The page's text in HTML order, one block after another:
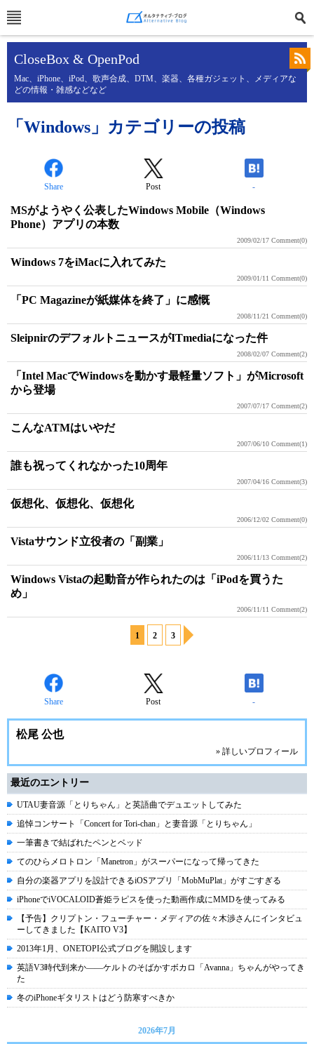
CloseBox & OpenPod
Mac、iPhone、iPod、歌声合成、DTM、楽器、各種ガジェット、メディアな
どの情報・雑感などなど
「Windows」カテゴリーの投稿
Share Post -
MSがようやく公表したWindows Mobile（Windows
Phone）アプリの本数
2009/02/17 Comment(0)
Windows 7をiMacに入れてみた
2009/01/11 Comment(0)
「PC Magazineが紙媒体を終了」に感慨
2008/11/21 Comment(0)
SleipnirのデフォルトニュースがITmediaになった件
2008/02/07 Comment(2)
「Intel MacでWindowsを動かす最軽量ソフト」がMicrosoft
から登場
2007/07/17 Comment(2)
こんなATMはいやだ
2007/06/10 Comment(1)
誰も祝ってくれなかった10周年
2007/04/16 Comment(3)
仮想化、仮想化、仮想化
2006/12/02 Comment(0)
Vistaサウンド立役者の「副業」
2006/11/13 Comment(2)
Windows Vistaの起動音が作られたのは「iPodを買うた
め」
2006/11/11 Comment(2)
1 2 3
Share Post -
松尾 公也
» 詳しいプロフィール
最近のエントリー
UTAU妻音源「とりちゃん」と英語曲でデュエットしてみた
追悼コンサート「Concert for Tori-chan」と妻音源「とりちゃん」
一筆書きで結ばれたペンとベッド
てのひらメロトロン「Manetron」がスーパーになって帰ってきた
自分の楽器アプリを設計できるiOSアプリ「MobMuPlat」がすごすぎる
iPhoneでiVOCALOID蒼姫ラピスを使った動画作成にMMDを使ってみる
【予告】クリプトン・フューチャー・メディアの佐々木渉さんにインタビュ
ーしてきました【KAITO V3】
2013年1月、ONETOPI公式ブログを開設します
英語V3時代到来か――ケルトのそばかすボカロ「Avanna」ちゃんがやってき
た
冬のiPhoneギタリストはどう防寒すべきか
2026年7月